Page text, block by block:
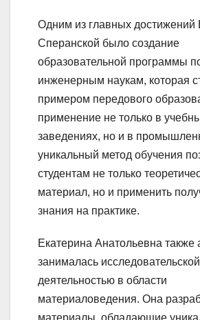
Одним из главных достижений
Сперанской было создание
образовательной программы
инженерным наукам, которая
примером передового
применение не только в
заведениях, но и в
уникальный метод обучения
студентам не только
материал, но и применить
знания на практике.
Екатерина Анатольевна также
занималась исследовательской
деятельностью в области
материаловедения. Она